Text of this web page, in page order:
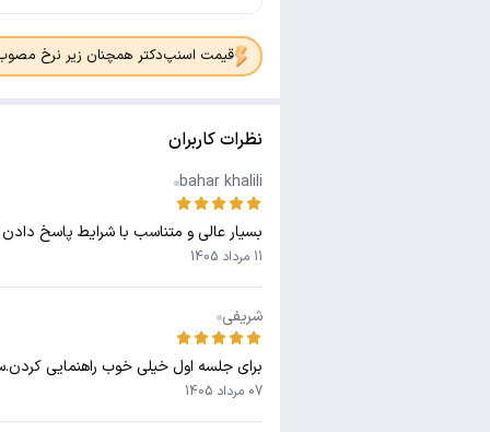
قیمت اسنپ‌دکتر همچنان زیر نرخ مصوب
نظرات کاربران
bahar khalili
بسیار عالی و متناسب با شرایط پاسخ دادن
11 مرداد 1405
شریفی
برای جلسه اول خیلی خوب راهنمایی
07 مرداد 1405